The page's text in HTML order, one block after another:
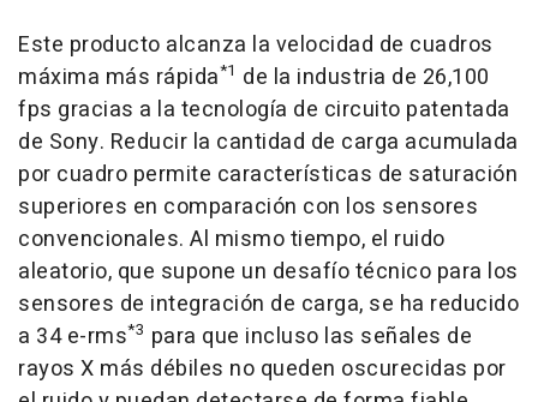
Este producto alcanza la velocidad de cuadros
máxima más rápida*1 de la industria de 26,100
fps gracias a la tecnología de circuito patentada
de Sony. Reducir la cantidad de carga acumulada
por cuadro permite características de saturación
superiores en comparación con los sensores
convencionales. Al mismo tiempo, el ruido
aleatorio, que supone un desafío técnico para los
sensores de integración de carga, se ha reducido
a 34 e-rms*3 para que incluso las señales de
rayos X más débiles no queden oscurecidas por